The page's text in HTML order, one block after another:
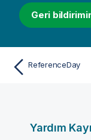
Geri
ReferenceDay
Yardım